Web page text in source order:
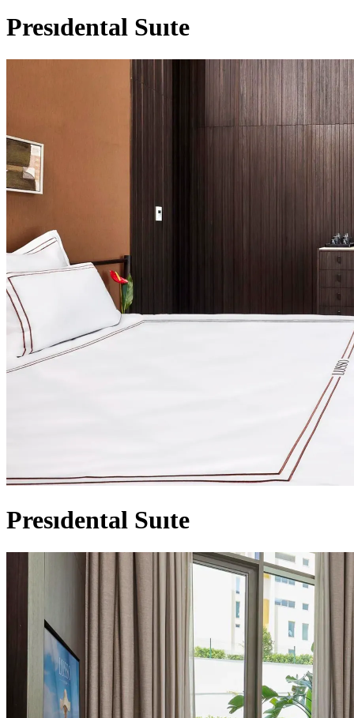
Presıdental Suıte
Presıdental Suıte